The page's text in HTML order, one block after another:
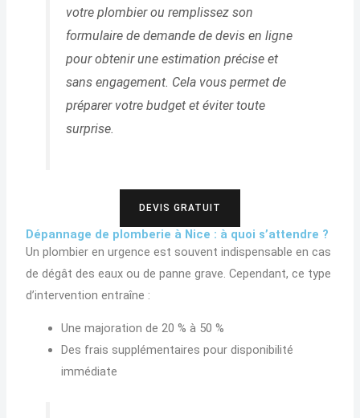
votre plombier ou remplissez son
formulaire de demande de devis en ligne
pour obtenir une estimation précise et
sans engagement. Cela vous permet de
préparer votre budget et éviter toute
surprise.
DEVIS GRATUIT
Dépannage de plomberie à Nice : à quoi s’attendre ?
Un plombier en urgence est souvent indispensable en cas
de dégât des eaux ou de panne grave. Cependant, ce type
d’intervention entraîne :
Une majoration de 20 % à 50 %
Des frais supplémentaires pour disponibilité
immédiate